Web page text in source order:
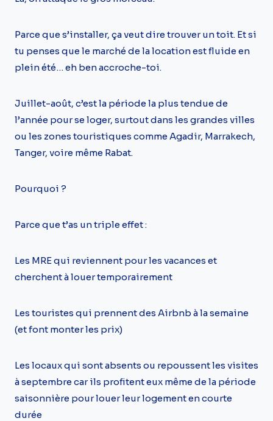
Parce que s’installer, ça veut dire trouver un toit. Et si
tu penses que le marché de la location est fluide en
plein été… eh ben accroche-toi.
Juillet-août, c’est la période la plus tendue de
l’année pour se loger, surtout dans les grandes villes
ou les zones touristiques comme Agadir, Marrakech,
Tanger, voire même Rabat.
Pourquoi ?
Parce que t’as un triple effet :
Les MRE qui reviennent pour les vacances et
cherchent à louer temporairement
Les touristes qui prennent des Airbnb à la semaine
(et font monter les prix)
Les locaux qui sont absents ou repoussent les visites
à septembre car ils profitent eux même de la période
saisonnière pour louer leur logement en courte
durée